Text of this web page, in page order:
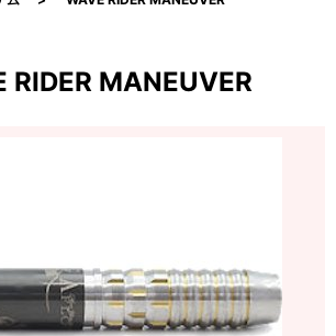
RIDER MANEUVER